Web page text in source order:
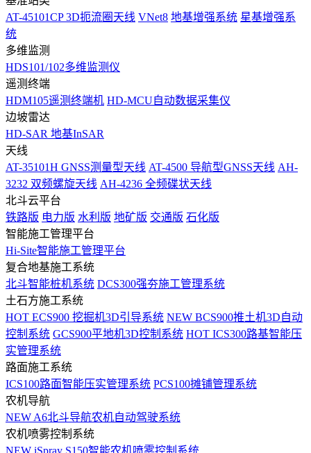
AT-45101CP 3D扼流圈天线 VNet8 地基增强系统 星基增强系
统
多维监测
HDS101/102多维监测仪
遥测终端
HDM105遥测终端机 HD-MCU自动数据采集仪
边坡雷达
HD-SAR 地基InSAR
天线
AT-35101H GNSS测量型天线 AT-4500 导航型GNSS天线 AH-
3232 双频螺旋天线 AH-4236 全频碟状天线
北斗云平台
铁路版 电力版 水利版 地矿版 交通版 石化版
智能施工管理平台
Hi-Site智能施工管理平台
复合地基施工系统
北斗智能桩机系统 DCS300强夯施工管理系统
土石方施工系统
HOT ECS900 挖掘机3D引导系统 NEW BCS900推土机3D自动
控制系统 GCS900平地机3D控制系统 HOT ICS300路基智能压
实管理系统
路面施工系统
ICS100路面智能压实管理系统 PCS100摊铺管理系统
农机导航
NEW A6北斗导航农机自动驾驶系统
农机喷雾控制系统
NEW iSpray S150智能农机喷雾控制系统